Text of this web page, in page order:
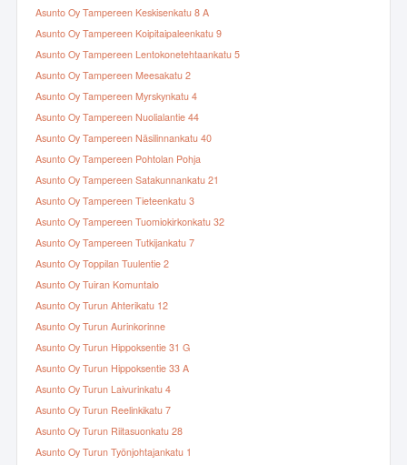
Asunto Oy Tampereen Keskisenkatu 8 A
Asunto Oy Tampereen Koipitaipaleenkatu 9
Asunto Oy Tampereen Lentokonetehtaankatu 5
Asunto Oy Tampereen Meesakatu 2
Asunto Oy Tampereen Myrskynkatu 4
Asunto Oy Tampereen Nuolialantie 44
Asunto Oy Tampereen Näsilinnankatu 40
Asunto Oy Tampereen Pohtolan Pohja
Asunto Oy Tampereen Satakunnankatu 21
Asunto Oy Tampereen Tieteenkatu 3
Asunto Oy Tampereen Tuomiokirkonkatu 32
Asunto Oy Tampereen Tutkijankatu 7
Asunto Oy Toppilan Tuulentie 2
Asunto Oy Tuiran Komuntalo
Asunto Oy Turun Ahterikatu 12
Asunto Oy Turun Aurinkorinne
Asunto Oy Turun Hippoksentie 31 G
Asunto Oy Turun Hippoksentie 33 A
Asunto Oy Turun Laivurinkatu 4
Asunto Oy Turun Reelinkikatu 7
Asunto Oy Turun Riitasuonkatu 28
Asunto Oy Turun Työnjohtajankatu 1